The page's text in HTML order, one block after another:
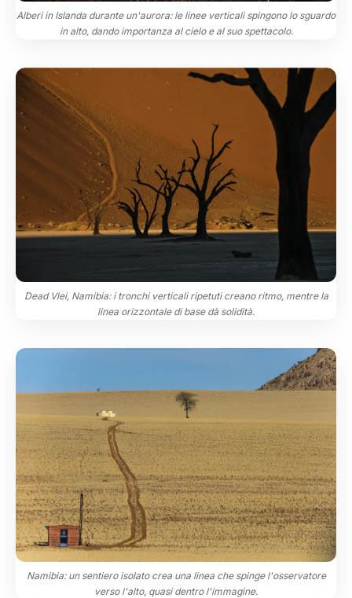
Alberi in Islanda durante un'aurora: le linee verticali spingono lo sguardo
in alto, dando importanza al cielo e al suo spettacolo.
Dead Vlei, Namibia: i tronchi verticali ripetuti creano ritmo, mentre la
linea orizzontale di base dà solidità.
Namibia: un sentiero isolato crea una linea che spinge l'osservatore
verso l'alto, quasi dentro l'immagine.